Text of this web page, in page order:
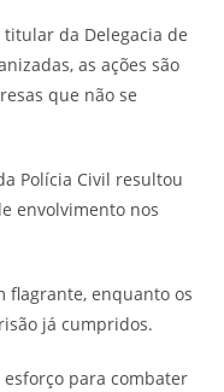
titular da Delegacia de
as ações são
que não se
Polícia Civil resultou
envolvimento nos
flagrante, enquanto os
já cumpridos.
esforço para combater